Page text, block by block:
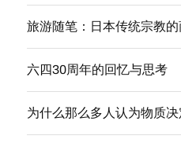
旅游随笔：日本传统宗教
六四30周年的回忆与思考
为什么那么多人认为物质决